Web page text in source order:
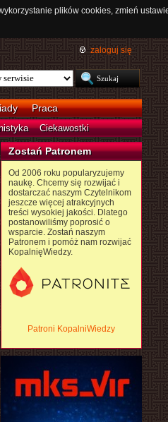
plików cookies, zmień
zaloguj się
Praca
Ciekawostki
Zostań Patronem
Od 2006 roku popularyzujemy
naukę. Chcemy się rozwijać i
dostarczać naszym Czytelnikom
jeszcze więcej atrakcyjnych
treści wysokiej jakości. Dlatego
postanowiliśmy poprosić o
wsparcie. Zostań naszym
Patronem i pomóż nam rozwijać
KopalnięWiedzy.
Patroni KopalniWiedzy